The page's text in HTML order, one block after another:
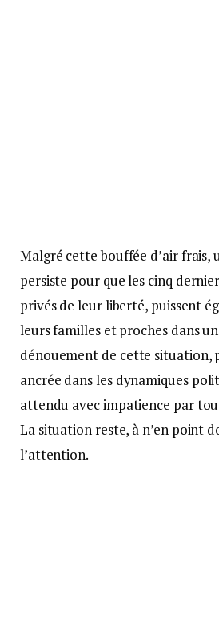
Malgré cette bouffée d’air frais,
persiste pour que les cinq
privés de leur liberté, puissent
leurs familles et proches dans
dénouement de cette situation,
ancrée dans les dynamiques
attendu avec impatience par
La situation reste, à n’en point
l’attention.